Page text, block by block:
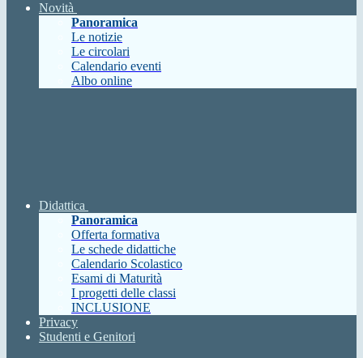
Novità
Panoramica
Le notizie
Le circolari
Calendario eventi
Albo online
Didattica
Panoramica
Offerta formativa
Le schede didattiche
Calendario Scolastico
Esami di Maturità
I progetti delle classi
INCLUSIONE
Privacy
Studenti e Genitori